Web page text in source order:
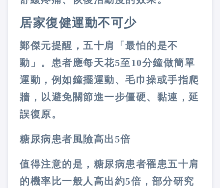
居家復健運動不可少
鄭傑元提醒，五十肩「最怕的是不
動」。患者應每天花5至10分鐘做簡單
運動，例如鐘擺運動、毛巾操或手指爬
牆，以避免關節進一步僵硬、黏連，延
誤復原。
糖尿病患者風險高出5倍
值得注意的是，糖尿病患者罹患五十肩
的機率比一般人高出約5倍，部分研究